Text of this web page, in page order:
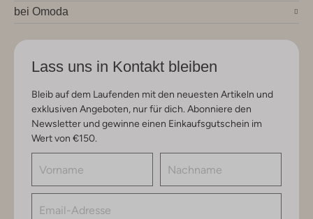
bei Omoda
Lass uns in Kontakt bleiben
Bleib auf dem Laufenden mit den neuesten Artikeln und
exklusiven Angeboten, nur für dich. Abonniere den
Newsletter und gewinne einen Einkaufsgutschein im
Wert von €150.